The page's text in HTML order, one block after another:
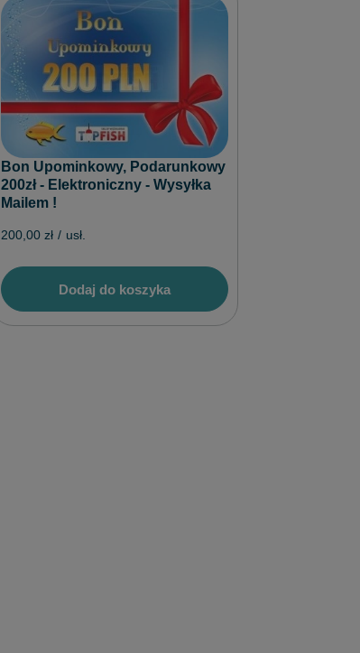
Bon Upominkowy, Podarunkowy
200zł - Elektroniczny - Wysyłka
Mailem !
200,00 zł / usł.
Dodaj do koszyka